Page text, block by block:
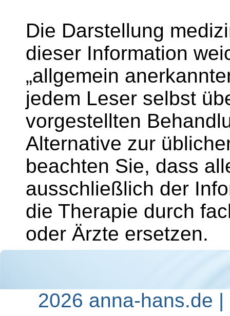
Die Darstellung
dieser Information
„allgemein
jedem Leser selbst
vorgestellten
Alternative zur
beachten Sie, dass
ausschließlich der
die Therapie durch
oder Ärzte ersetzen.
2026 anna-hans.de |